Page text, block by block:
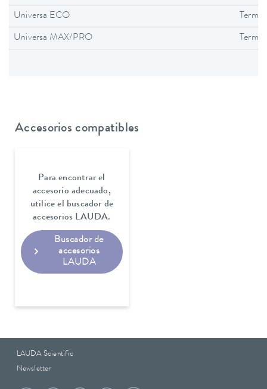
Universa ECO
Universa MAX/PRO
Accesorios compatibles
Para encontrar el
accesorio adecuado,
utilice el buscador de
accesorios LAUDA.
Buscador de
accesorios
LAUDA
LAUDA Scientific
Newsletter